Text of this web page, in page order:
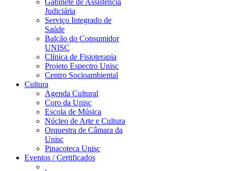
Gabinete de Assistência
Judiciária
Serviço Integrado de
Saúde
Balcão do Consumidor
UNISC
Clínica de Fisioterapia
Projeto Espectro Unisc
Centro Socioambiental
Cultura
Agenda Cultural
Coro da Unisc
Escola de Música
Núcleo de Arte e Cultura
Orquestra de Câmara da
Unisc
Pinacoteca Unisc
Eventos / Certificados